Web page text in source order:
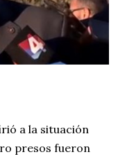
a la situación
presos fueron